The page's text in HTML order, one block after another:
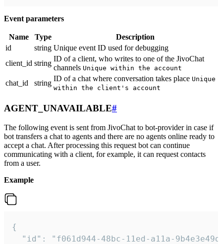
Event parameters
Name Type
Description
id
string Unique event ID used for debugging
client_id string
ID of a client, who writes to one of the JivoChat
channels Unique within the account
chat_id string
ID of a chat where conversation takes place Unique
within the client's account
AGENT_UNAVAILABLE#
The following event is sent from JivoChat to bot-provider in case if
bot transfers a chat to agents and there are no agents online ready to
accept a chat. After processing this request bot can continue
communicating with a client, for example, it can request contacts
from a user.
Example
{
"id": "f061d944-48bc-11ed-a11a-